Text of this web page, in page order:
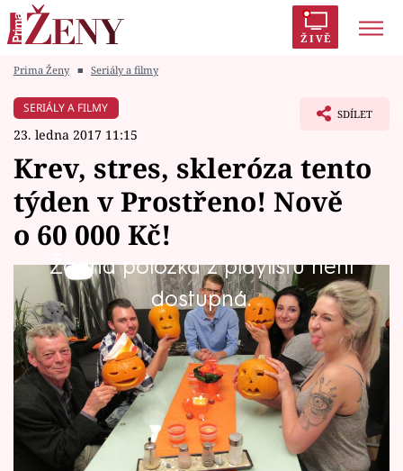
ŽIVĚ
Módní alarm
Témata
Celebrity
Vztahy
Seriály
Horoskopy
Sledujte prima+
Prima Ženy ■ Seriály a filmy
SERIÁLY A FILMY
23. ledna 2017 11:15
SDÍLET
Krev, stres, skleróza tento
týden v Prostřeno! Nově
o 60 000 Kč!
Žádná položka z playlistu není
dostupná.
V Prostřeno! se nově soutěží o 60 000 korun! A
začínáme už v 17.35.